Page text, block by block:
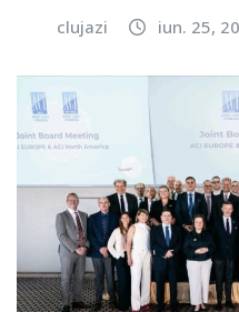
clujazi iun. 25,